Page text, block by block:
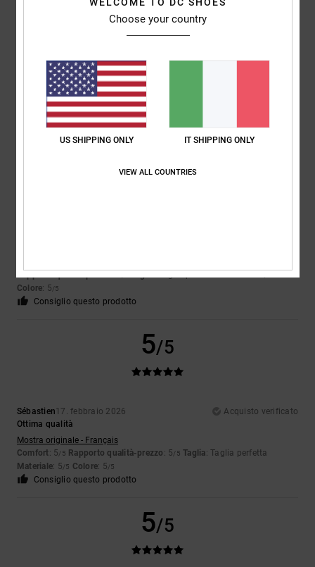
/5
Clement26. aprile 2026
Eccellente
Mostra originale - Français
Rapporto qualità-prezzo
Consiglio questo prodotto
5/5
Colore: 5/5
Consiglio questo prodotto
5/5
Sébastien17. febbraio 2026
Acquisto verificato
Ottima qualità
Mostra originale - Français
Comfort: 5/5 Rapporto qualità-prezzo : 5/5 Taglia: Taglia perfetta
Materiale: 5/5 Colore: 5/5
Consiglio questo prodotto
5/5
Choose your country
US SHIPPING ONLY IT SHIPPING ONLY
VIEW ALL COUNTRIES